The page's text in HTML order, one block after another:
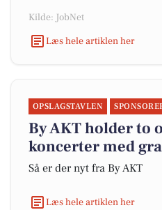
Kilde: JobNet
Læs hele artiklen her
OPSLAGSTAVLEN
By AKT holder to
koncerter med
Så er der nyt fra By AKT
Læs hele artiklen her